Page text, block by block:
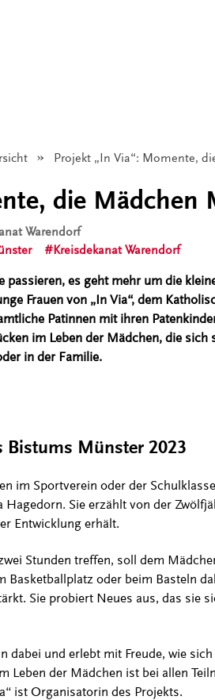
Angezeigt:
Projekt „In Via“: Momente,
die Mädchen
Warendorf
Kreisdekanat Warendorf
es geht mehr um die
Frauen von „In Via“, dem
Patinnen mit ihren
im Leben der Mädchen, die sich
in der Familie.
Bistums Münster 2023
im Sportverein oder der
Hagedorn. Sie erzählt von der
Entwicklung erhält.
Stunden treffen, soll dem
oder beim Basteln
Sie probiert Neues aus, das sie
dabei und erlebt mit Freude, wie
Leben der Mädchen ist bei allen
ist Organisatorin des Projekts.